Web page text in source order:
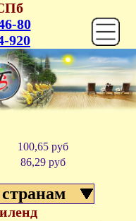
80
920
100,65 руб
86,29 руб